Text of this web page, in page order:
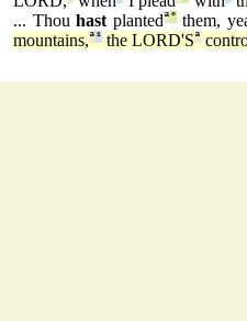
... Thouhast plantedª°them,
mountains,ª¹ the LORD'Sª